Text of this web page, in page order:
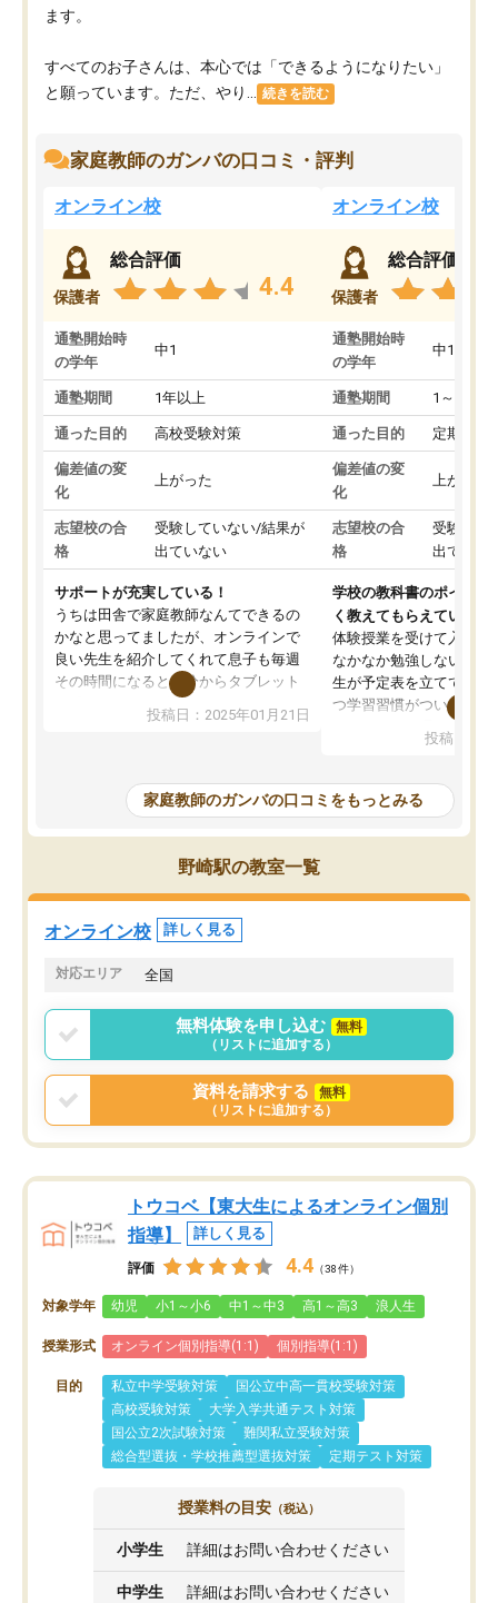
ます。
すべてのお子さんは、本心では「できるようになりたい」
と願っています。ただ、やり...
続きを読む
家庭教師のガンバの口コミ・評判
オンライン校
保護者
総合評価
4.4
通塾開始時
の学年
中1
通塾期間 1年以上
通った目的 高校受験対策
偏差値の変
化
上がった
志望校の合
格
受験していない/結果が
出ていない
サポートが充実している！
うちは田舎で家庭教師なんてできるの
かなと思ってましたが、オンラインで
良い先生を紹介してくれて息子も毎週
その時間になると自分からタブレット
を開いてzoomを繋げるようになりまし
た！5科目なんでもOKなのもとても気
めて1年ほどだった今では平均点以上の
科目が増えてきました！あと1年受験ま
であるので無料の週末教室を使用しな
がら頑張って欲しいと思います！
投稿日：2025年01月21日
オンライン校
保護者
総合評価
通塾開始時
の学年
中1
通塾期間 1～3ヵ月
通った目的 定期テス
偏差値の変
化
上がった
志望校の合
格
受験して
出ていな
学校の教科書のポイント
く教えてもらえている
体験授業を受けて入塾し
なかなか勉強しない息子
生が予定表を立ててくれ
つ学習習慣がついてきま
指導が無い日も予定表
問できるのでとても助か
投稿日：
家庭教師のガンバの口コミをもっとみる
野崎駅の教室一覧
オンライン校 詳しく見る
対応エリア 全国
無料体験を申し込む
無料
（リストに追加する）
資料を請求する
無料
（リストに追加する）
トウコベ【東大生によるオンライン個別
指導】
詳しく見る
評価 4.4 （38件）
対象学年 幼児 小1～小6 中1～中3 高1～高3 浪人生
授業形式 オンライン個別指導(1:1) 個別指導(1:1)
目的 私立中学受験対策
国公立中高一貫校受験対策
高校受験対策
大学入学共通テスト対策
国公立2次試験対策
難関私立受験対策
総合型選抜・学校推薦型選抜対策
定期テスト対策
授業料の目安 （税込）
小学生 詳細はお問い合わせください
中学生 詳細はお問い合わせください